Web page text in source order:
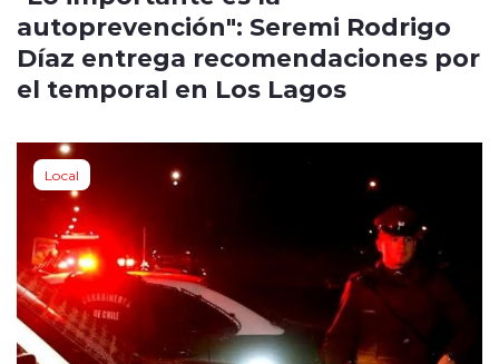
autoprevención": Seremi Rodrigo
Díaz entrega recomendaciones por
el temporal en Los Lagos
Local